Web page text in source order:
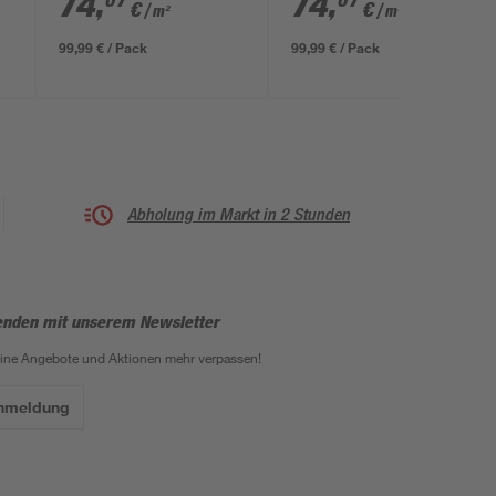
€/ m²
99,99 € / Pack
€/ m²
99,99 € / Pack
Abholung im Markt in 2 Stunden
mit unserem Newsletter
Angebote und Aktionen mehr verpassen!